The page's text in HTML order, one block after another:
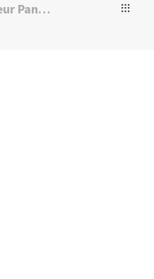
Avis Client pompe à chaleur Panasonic à Champigny-sur-Marne